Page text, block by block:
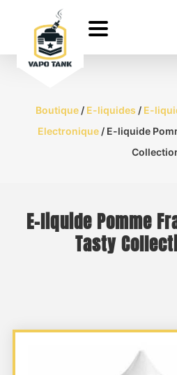
Boutique / E-liquides / E-
Electronique/ E-liquide
E-liquide Pomme
Tasty